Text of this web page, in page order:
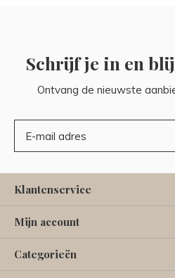
Schrijf je in en
Ontvang de nieuwste
Klantenservice
Mijn account
Categorieën